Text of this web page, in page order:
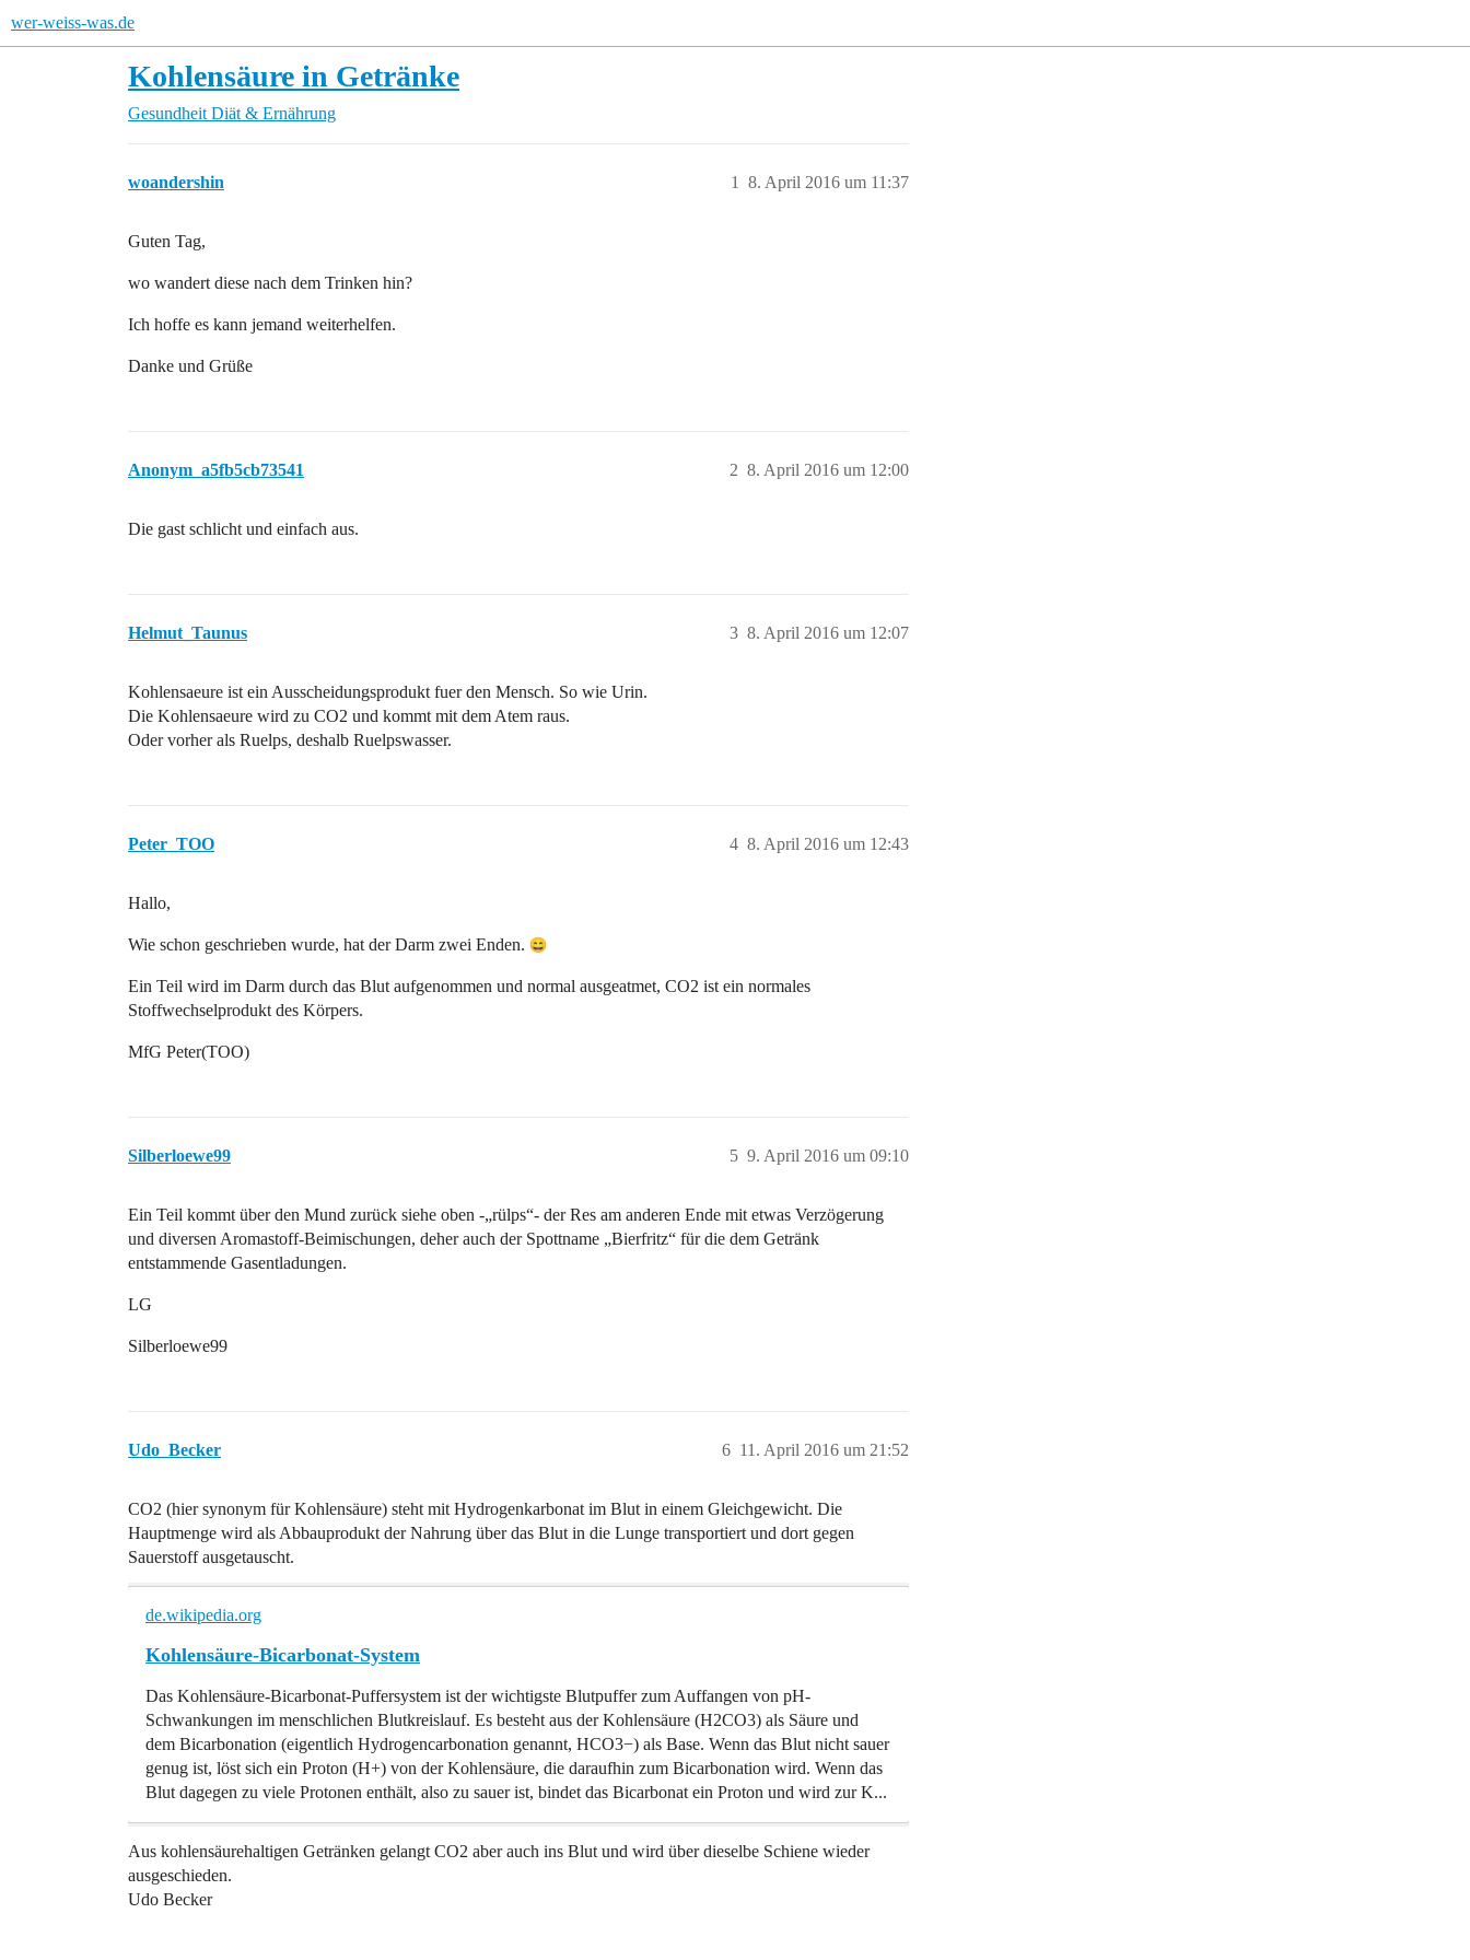
wer-weiss-was.de
Kohlensäure in Getränke
Gesundheit Diät & Ernährung
woandershin 8. April 2016 um 11:37
1
Guten Tag,
wo wandert diese nach dem Trinken hin?
Ich hoffe es kann jemand weiterhelfen.
Danke und Grüße
Anonym_a5fb5cb73541 8. April 2016 um 12:00
2
Die gast schlicht und einfach aus.
Helmut_Taunus 8. April 2016 um 12:07
3
Kohlensaeure ist ein Ausscheidungsprodukt fuer den Mensch. So wie Urin.
Die Kohlensaeure wird zu CO2 und kommt mit dem Atem raus.
Oder vorher als Ruelps, deshalb Ruelpswasser.
Peter_TOO 8. April 2016 um 12:43
4
Hallo,
Wie schon geschrieben wurde, hat der Darm zwei Enden.
Ein Teil wird im Darm durch das Blut aufgenommen und normal ausgeatmet, CO2 ist ein normales
Stoffwechselprodukt des Körpers.
MfG Peter(TOO)
Silberloewe99 9. April 2016 um 09:10
5
Ein Teil kommt über den Mund zurück siehe oben -„rülps“- der Res am anderen Ende mit etwas Verzögerung
und diversen Aromastoff-Beimischungen, deher auch der Spottname „Bierfritz“ für die dem Getränk
entstammende Gasentladungen.
LG
Silberloewe99
Udo_Becker 11. April 2016 um 21:52
6
CO2 (hier synonym für Kohlensäure) steht mit Hydrogenkarbonat im Blut in einem Gleichgewicht. Die
Hauptmenge wird als Abbauprodukt der Nahrung über das Blut in die Lunge transportiert und dort gegen
Sauerstoff ausgetauscht.
de.wikipedia.org
Kohlensäure-Bicarbonat-System
Das Kohlensäure-Bicarbonat-Puffersystem ist der wichtigste Blutpuffer zum Auffangen von pH-
Schwankungen im menschlichen Blutkreislauf. Es besteht aus der Kohlensäure (H2CO3) als Säure und
dem Bicarbonation (eigentlich Hydrogencarbonation genannt, HCO3−) als Base. Wenn das Blut nicht sauer
genug ist, löst sich ein Proton (H+) von der Kohlensäure, die daraufhin zum Bicarbonation wird. Wenn das
Blut dagegen zu viele Protonen enthält, also zu sauer ist, bindet das Bicarbonat ein Proton und wird zur K...
Aus kohlensäurehaltigen Getränken gelangt CO2 aber auch ins Blut und wird über dieselbe Schiene wieder
ausgeschieden.
Udo Becker